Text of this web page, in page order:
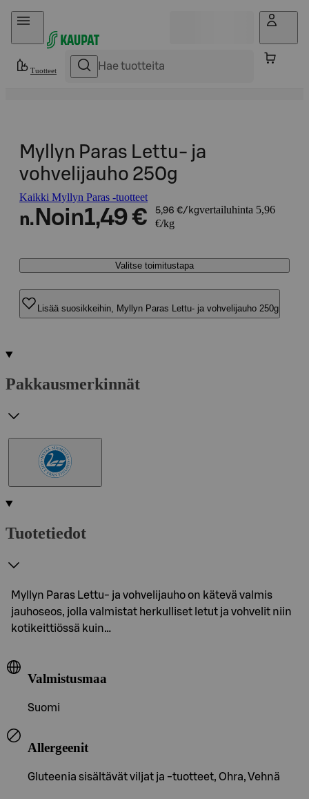
Hyppää sisältöön
Tuotteet
Myllyn Paras Lettu- ja
vohvelijauho 250g
Kaikki Myllyn Paras -tuotteet
n. Noin1,49 € 5,96 €/kgvertailuhinta 5,96
€/kg
Valitse toimitustapa
Lisää suosikkeihin, Myllyn Paras Lettu- ja vohvelijauho 250g
Pakkausmerkinnät
Tuotetiedot
Myllyn Paras Lettu- ja vohvelijauho on kätevä valmis
jauhoseos, jolla valmistat herkulliset letut ja vohvelit niin
kotikeittiössä kuin…
Valmistusmaa
Suomi
Allergeenit
Gluteenia sisältävät viljat ja -tuotteet, Ohra, Vehnä